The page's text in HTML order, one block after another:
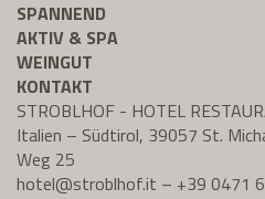
SPANNEND
AKTIV & SPA
WEINGUT
KONTAKT
STROBLHOF - HOTEL
Italien – Südtirol, 39057 St.
Weg 25
hotel@stroblhof.it – +39 0471